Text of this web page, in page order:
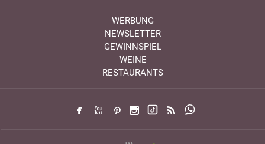
WERBUNG
NEWSLETTER
GEWINNSPIEL
WEINE
RESTAURANTS